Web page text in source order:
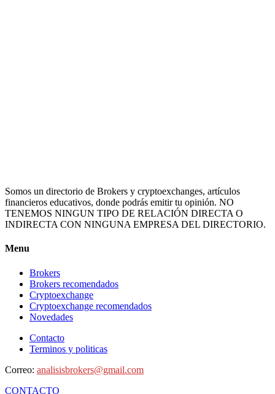
Somos un directorio de Brokers y cryptoexchanges, artículos
financieros educativos, donde podrás emitir tu opinión. NO
TENEMOS NINGUN TIPO DE RELACIÓN DIRECTA O
INDIRECTA CON NINGUNA EMPRESA DEL DIRECTORIO.
Menu
Brokers
Brokers recomendados
Cryptoexchange
Cryptoexchange recomendados
Novedades
Contacto
Terminos y politicas
Correo: analisisbrokers@gmail.com
CONTACTO